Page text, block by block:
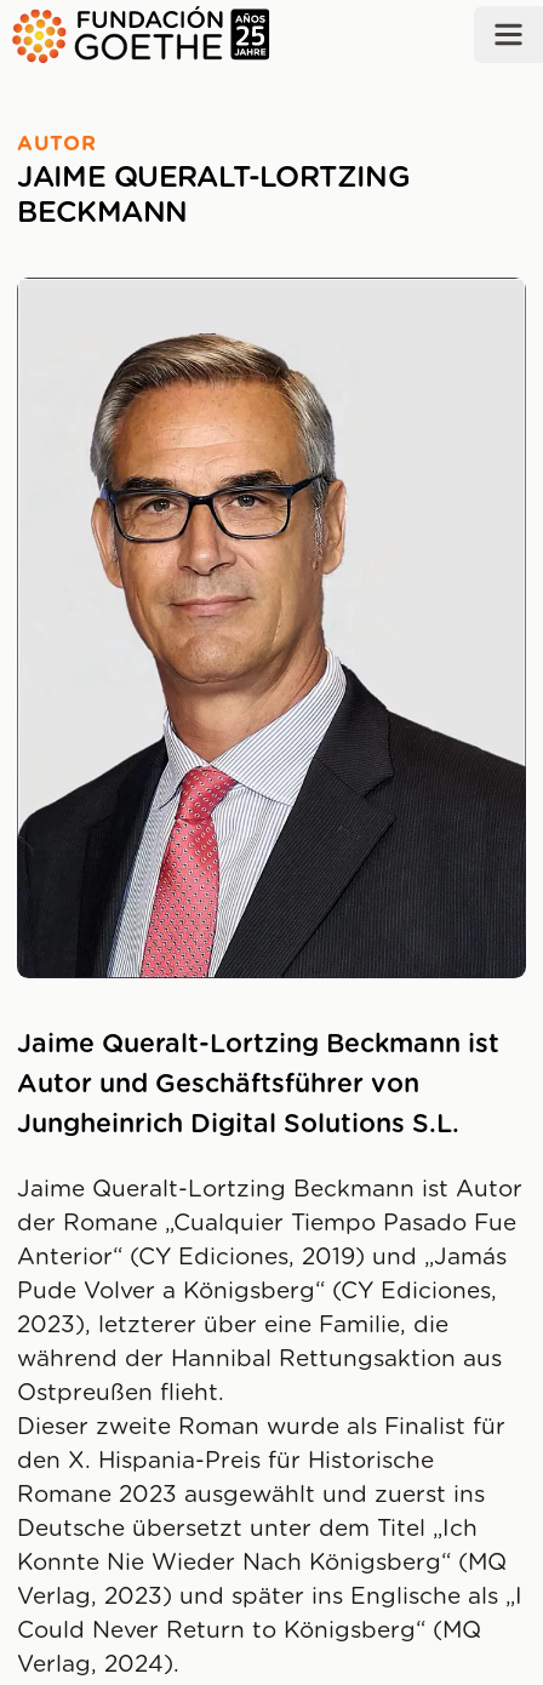
ZUM HAUPTINHALT SPRINGEN
AUTOR
JAIME QUERALT-LORTZING
BECKMANN
Jaime Queralt-Lortzing Beckmann ist
Autor und Geschäftsführer von
Jungheinrich Digital Solutions S.L.
Jaime Queralt-Lortzing Beckmann ist Autor
der Romane „Cualquier Tiempo Pasado Fue
Anterior“ (CY Ediciones, 2019) und „Jamás
Pude Volver a Königsberg“ (CY Ediciones,
2023), letzterer über eine Familie, die
während der Hannibal Rettungsaktion aus
Ostpreußen flieht.
Dieser zweite Roman wurde als Finalist für
den X. Hispania-Preis für Historische
Romane 2023 ausgewählt und zuerst ins
Deutsche übersetzt unter dem Titel „Ich
Konnte Nie Wieder Nach Königsberg“ (MQ
Verlag, 2023) und später ins Englische als „I
Could Never Return to Königsberg“ (MQ
Verlag, 2024).